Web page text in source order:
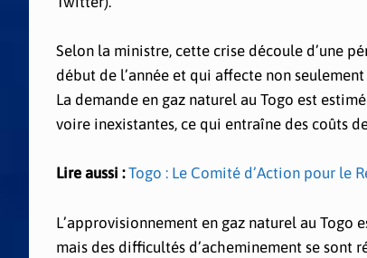
Selon la ministre, cette crise découle d’une
début de l’année et qui affecte non
La demande en gaz naturel au Togo est
voire inexistantes, ce qui entraîne des coûts
Lire aussi :Togo : Le Comité d’Action pour le
L’approvisionnement en gaz naturel au Togo
mais des difficultés d’acheminement se sont